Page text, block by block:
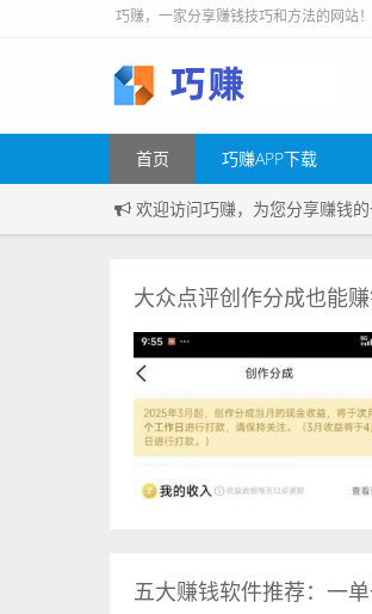
巧赚，一家分享赚钱技巧和方法的网站！
首页 巧赚APP下载
欢迎访问巧赚，为您分享赚钱
大众点评创作分成也能
五大赚钱软件推荐：一